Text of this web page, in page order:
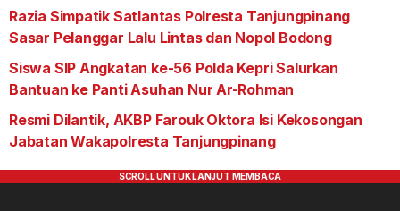
Razia Simpatik Satlantas Polresta Tanjungpinang
Sasar Pelanggar Lalu Lintas dan Nopol Bodong
Siswa SIP Angkatan ke-56 Polda Kepri Salurkan
Bantuan ke Panti Asuhan Nur Ar-Rohman
Resmi Dilantik, AKBP Farouk Oktora Isi Kekosongan
Jabatan Wakapolresta Tanjungpinang